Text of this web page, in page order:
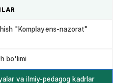
"Komplayens-nazorat"
bo'limi
va ilmiy-pedagog kadrlar